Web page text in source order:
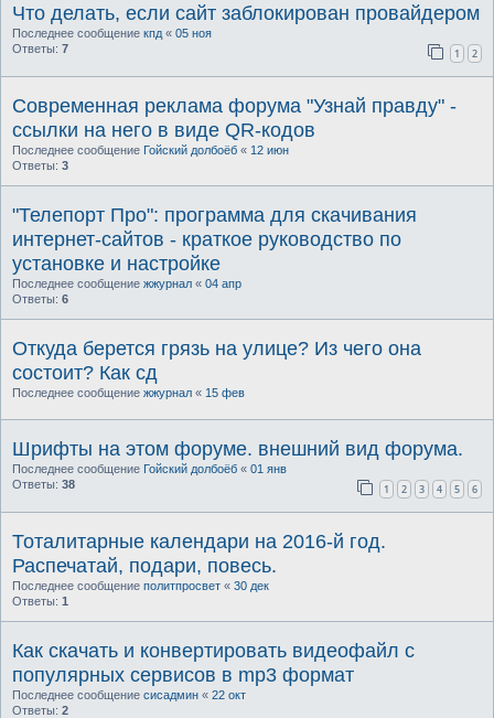
Что делать, если сайт заблокирован провайдером
Последнее сообщение кпд « 05 ноя
Ответы: 7 1 2
Современная реклама форума "Узнай правду" -
ссылки на него в виде QR-кодов
Последнее сообщение Гойский долбоёб « 12 июн
Ответы: 3
"Телепорт Про": программа для скачивания
интернет-сайтов - краткое руководство по
установке и настройке
Последнее сообщение жжурнал « 04 апр
Ответы: 6
Откуда берется грязь на улице? Из чего она
состоит? Как сд
Последнее сообщение жжурнал « 15 фев
Шрифты на этом форуме. внешний вид форума.
Последнее сообщение Гойский долбоёб « 01 янв
Ответы: 38 1 2 3 4 5 6
Тоталитарные календари на 2016-й год.
Распечатай, подари, повесь.
Последнее сообщение политпросвет « 30 дек
Ответы: 1
Как скачать и конвертировать видеофайл с
популярных сервисов в mp3 формат
Последнее сообщение сисадмин « 22 окт
Ответы: 2